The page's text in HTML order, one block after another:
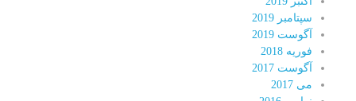
سپتامبر 2019
آگوست 2019
فوریه 2018
آگوست 2017
می 2017